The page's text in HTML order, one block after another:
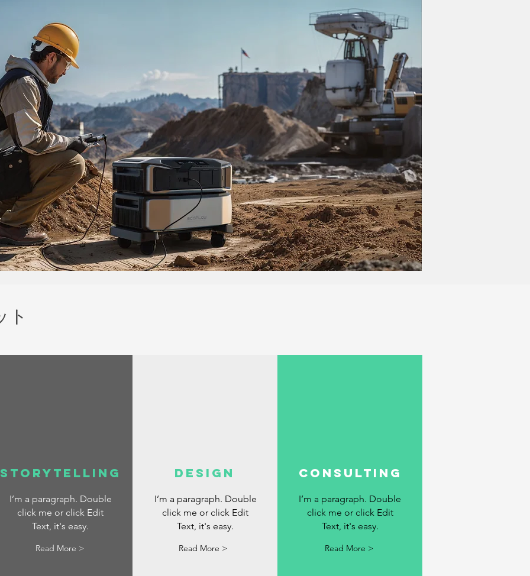
ト
Storytelling
I’m a paragraph. Double
click me or click Edit
Text, it's easy.
Read More >
DESIGN
I’m a paragraph. Double
click me or click Edit
Text, it's easy.
Read More >
Consulting
I’m a paragraph. Double
click me or click Edit
Text, it's easy.
Read More >